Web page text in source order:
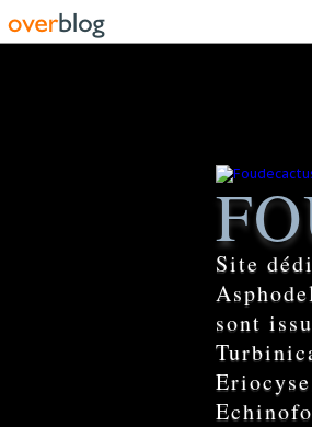
Site
sont